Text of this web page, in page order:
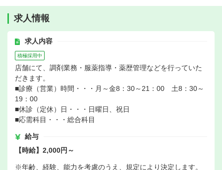
求人情報
求人内容
積極採用中
店舗にて、調剤業務・服薬指導・薬歴管理などを行っていた
だきます。
■診療（営業）時間・・・月～金8：30～21：00 土8：30～
19：00
■休診（定休）日・・・日曜日、祝日
■応需科目・・・総合科目
給与
【時給】2,000円～
※年齢、経験、能力を考慮のうえ、規定により決定します。